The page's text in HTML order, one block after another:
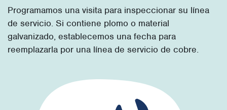
Programamos una visita para inspeccionar su línea
de servicio. Si contiene plomo o material
galvanizado, establecemos una fecha para
reemplazarla por una línea de servicio de cobre.